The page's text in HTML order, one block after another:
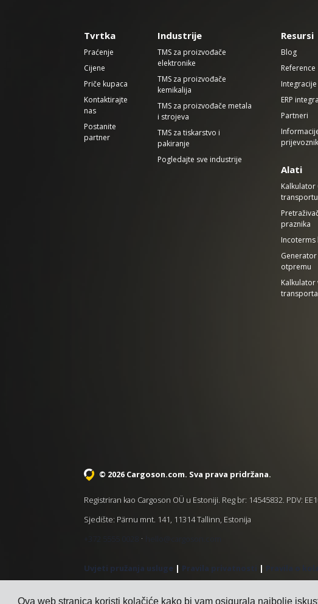
Ova web stranica koristi kolačiće kako bi vam osigurala najbolje
Tvrtka
Praćenje
Cijene
Priče kupaca
Kontaktirajte
nas
Postanite
partner
Industrije
TMS za proizvođače
elektronike
TMS za proizvođače
kemikalija
TMS za proizvođače metala
i strojeva
TMS za tiskarstvo i
pakiranje
Pogledajte sve industrije
Resursi
Blog
Reference
ERP
Partneri
Alati
Kalkulator
transportu
praznika
otpremu
Kalkulator
transporta
© 2026 Cargoson.com. Sva prava pridržana.
Registriran kao Cargoson OÜ u Estoniji. Reg br: 14545832. PDV:
Sjedište: Pärnu mnt. 141, 11314 Tallinn, Estonija
+372 5555 0028
· hello@cargoson.com
Uvjeti pružanja usluge | Pravila privatnosti | Pravila o